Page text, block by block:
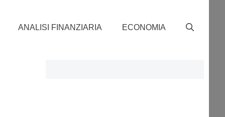
ANALISI FINANZIARIA ECONOMIA